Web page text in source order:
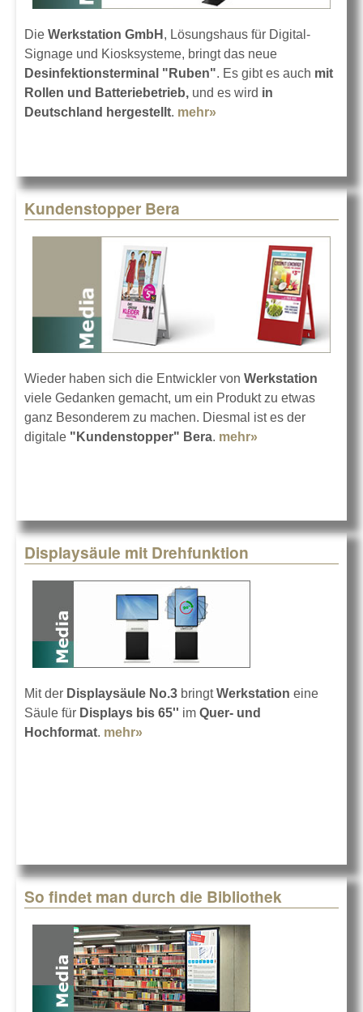
Die Werkstation GmbH , Lösungshaus für Digital-
Signage und Kiosksysteme, bringt das neue
Desinfektionsterminal "Ruben". Es gibt es auch mit
Rollen und Batteriebetrieb, und es wird in
Deutschland hergestellt. mehr»
Kundenstopper Bera
Wieder haben sich die Entwickler von Werkstation
viele Gedanken gemacht, um ein Produkt zu etwas
ganz Besonderem zu machen. Diesmal ist es der
digitale "Kundenstopper" Bera. mehr»
Displaysäule mit Drehfunktion
Mit der Displaysäule No.3 bringtWerkstation eine
Säule für Displays bis 65'' im Quer- und
Hochformat. mehr»
So findet man durch die Bibliothek